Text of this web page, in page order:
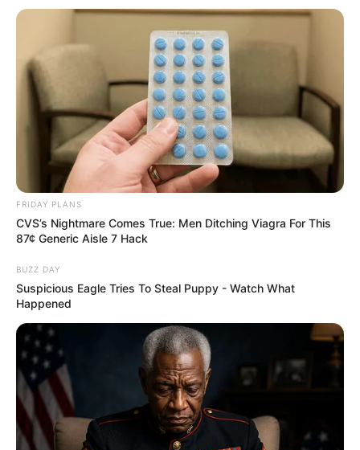
FRIDAY PLANS
CVS’s Nightmare Comes True: Men Ditching Viagra For This
87¢ Generic Aisle 7 Hack
BUZZ DAY
Suspicious Eagle Tries To Steal Puppy - Watch What
Happened